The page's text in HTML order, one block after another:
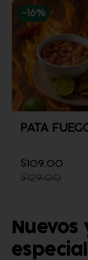
-16%
PATA
$109.00
$129.00
Nuevos